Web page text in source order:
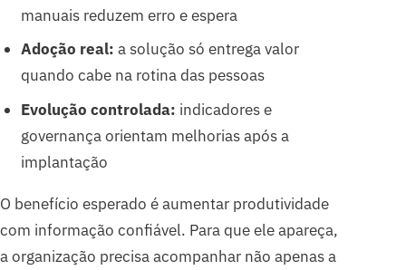
manuais reduzem erro e espera
Adoção real: a solução só entrega valor
quando cabe na rotina das pessoas
Evolução controlada: indicadores e
governança orientam melhorias após a
implantação
O benefício esperado é aumentar produtividade
com informação confiável. Para que ele apareça,
a organização precisa acompanhar não apenas a